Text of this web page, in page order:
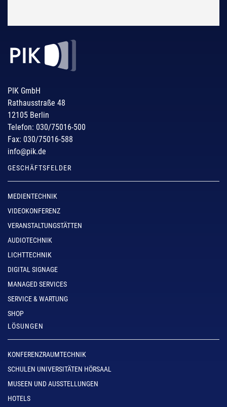
PIK GmbH
Rathausstraße 48
12105 Berlin
Telefon: 030/75016-500
Fax: 030/75016-588
info@pik.de
GESCHÄFTSFELDER
MEDIENTECHNIK
VIDEOKONFERENZ
VERANSTALTUNGSTÄTTEN
AUDIOTECHNIK
LICHTTECHNIK
DIGITAL SIGNAGE
MANAGED SERVICES
SERVICE & WARTUNG
SHOP
LÖSUNGEN
KONFERENZRAUMTECHNIK
SCHULEN UNIVERSITÄTEN HÖRSAAL
MUSEEN UND AUSSTELLUNGEN
HOTELS